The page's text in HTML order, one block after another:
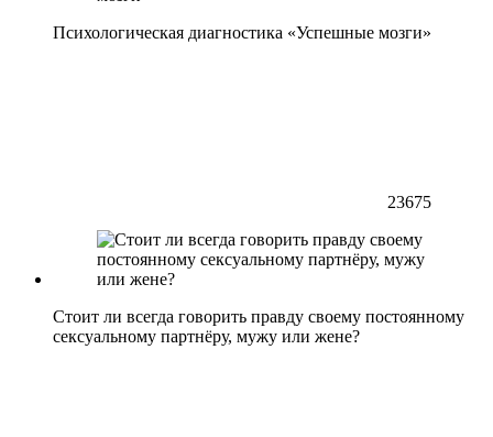
Психологическая диагностика «Успешные мозги»
23675
Стоит ли всегда говорить правду своему постоянному
сексуальному партнёру, мужу или жене?